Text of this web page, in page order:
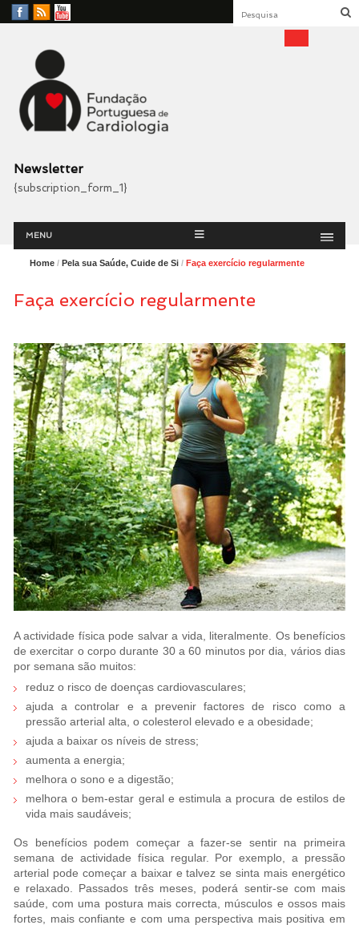
Facebook
RSS
YouTube
Fundação Portuguesa
Cardiologia
Newsletter
{subscription_form_1}
Menu
MENU
Home/ Pela sua Saúde, Cuide de Si/ Faça exercício regularmente
Faça exercício regularmente
A actividade física pode salvar a vida, literalmente. Os benefícios
de exercitar o corpo durante 30 a 60 minutos por dia, vários dias
por semana são muitos:
reduz o risco de doenças cardiovasculares;
ajuda a controlar e a prevenir factores de risco como a
pressão arterial alta, o colesterol elevado e a obesidade;
ajuda a baixar os níveis de stress;
aumenta a energia;
melhora o sono e a digestão;
melhora o bem-estar geral e estimula a procura de estilos de
vida mais saudáveis;
Os benefícios podem começar a fazer-se sentir na primeira
semana de actividade física regular. Por exemplo, a pressão
arterial pode começar a baixar e talvez se sinta mais energético
e relaxado. Passados três meses, poderá sentir-se com mais
saúde, com uma postura mais correcta, músculos e ossos mais
fortes, mais confiante e com uma perspectiva mais positiva em